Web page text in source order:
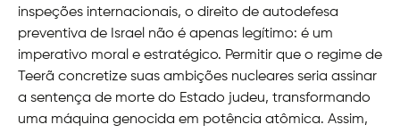
inspeções internacionais, o direito de autodefesa
preventiva de Israel não é apenas legítimo: é um
imperativo moral e estratégico. Permitir que o regime de
Teerã concretize suas ambições nucleares seria assinar
a sentença de morte do Estado judeu, transformando
uma máquina genocida em potência atômica. Assim,